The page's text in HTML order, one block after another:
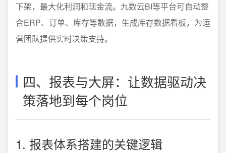
下架，最大化利润和现金流。九数云BI等平台可自动整
合ERP、订单、库存等数据，生成库存数据看板，为运
营团队提供实时决策支持。
四、报表与大屏：让数据驱动决
策落地到每个岗位
1. 报表体系搭建的关键逻辑